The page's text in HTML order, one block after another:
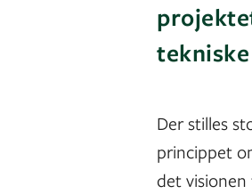
Der stilles
princippet
det